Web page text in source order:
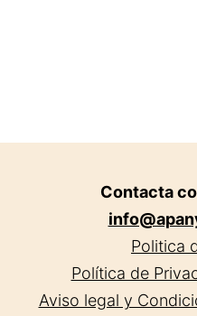
Contacta
Politica
Política de
Aviso legal y